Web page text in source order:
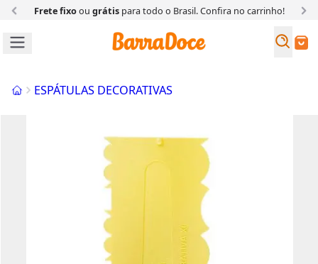
Frete fixoou grátispara todo o Brasil. Confira no carrinho!
Buscar
InícioESPÁTULAS DECORATIVAS